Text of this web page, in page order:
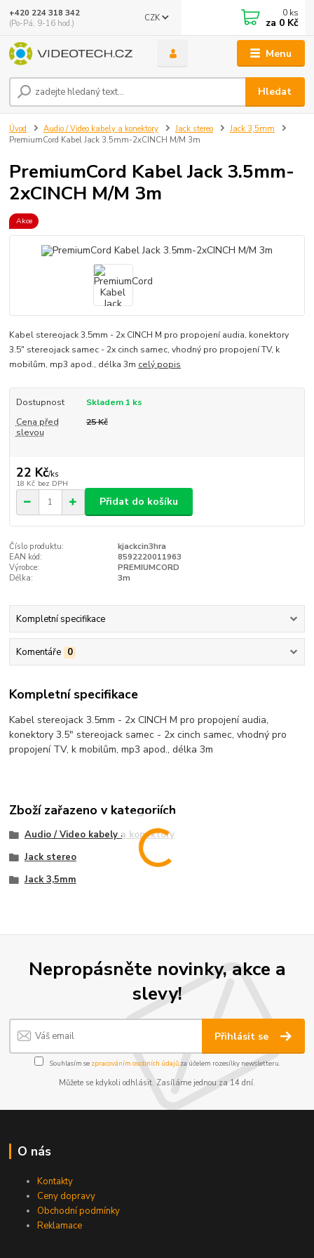
Menu
CZK
Hledat
+420 224 318 342
(Po-Pá, 9-16 hod.)
0 ks
za 0 Kč
Úvod Audio / Video kabely a konektory Jack stereo
Jack 3,5mm
PremiumCord Kabel Jack 3.5mm-2xCINCH M/M 3m
PremiumCord Kabel Jack 3.5mm-
2xCINCH M/M 3m
Akce
Kabel stereojack 3.5mm - 2x CINCH M pro propojení audia, konektory
3.5" stereojack samec - 2x cinch samec, vhodný pro propojení TV, k
mobilům, mp3 apod., délka 3m celý popis
Dostupnost
Skladem 1 ks
Cena před
slevou
25 Kč
22 Kč/ks
18 Kč bez DPH
Přidat do košíku
Číslo produktu:
kjackcin3hra
EAN kód:
8592220011963
Výrobce:
PREMIUMCORD
Délka:
3m
Kompletní specifikace
Komentáře 0
Kompletní specifikace
Kabel stereojack 3.5mm - 2x CINCH M pro propojení audia,
konektory 3.5" stereojack samec - 2x cinch samec, vhodný pro
propojení TV, k mobilům, mp3 apod., délka 3m
Zboží zařazeno v kategoriích
Audio / Video kabely a konektory
Jack stereo
Jack 3,5mm
Nepropásněte novinky, akce a
slevy!
Přihlásit se
Souhlasím se zpracováním osobních údajůza účelem rozesílky newsletteru.
Můžete se kdykoli odhlásit. Zasíláme jednou za 14 dní.
O nás
Kontakty
Ceny dopravy
Obchodní podmínky
Reklamace